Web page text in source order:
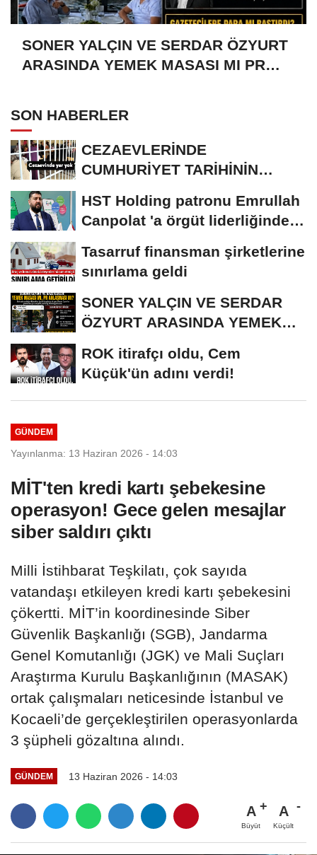
SONER YALÇIN VE SERDAR ÖZYURT
ARASINDA YEMEK MASASI MI PR
SON HABERLER
CEZAEVLERİNDE
CUMHURİYET TARİHİNİN
KİŞİ...
HST Holding patronu Emrullah
Canpolat 'a örgüt liderliğinden
Tasarruf finansman şirketlerine
sınırlama geldi
SONER YALÇIN VE SERDAR
ÖZYURT ARASINDA YEMEK
ROK itirafçı oldu, Cem
Küçük'ün adını verdi!
GÜNDEM
Yayınlanma: 13 Haziran 2026 - 14:03
MİT'ten kredi kartı şebekesine
operasyon! Gece gelen mesajlar
siber saldırı çıktı
Milli İstihbarat Teşkilatı, çok sayıda
vatandaşı etkileyen kredi kartı şebekesini
çökertti. MİT’in koordinesinde Siber
Güvenlik Başkanlığı (SGB), Jandarma
Genel Komutanlığı (JGK) ve Mali Suçları
Araştırma Kurulu Başkanlığının (MASAK)
ortak çalışmaları neticesinde İstanbul ve
Kocaeli’de gerçekleştirilen operasyonlarda
3 şüpheli gözaltına alındı.
GÜNDEM 13 Haziran 2026 - 14:03
A
Büyüt
A
Küçült